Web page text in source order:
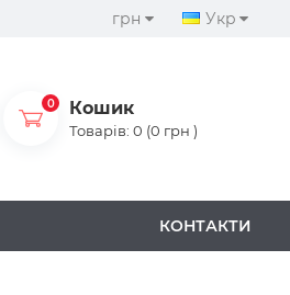
грн Укр
0 Кошик
Товарів: 0 (0 грн )
КОНТАКТИ